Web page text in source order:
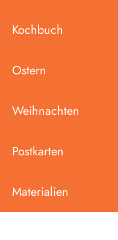
Kochbuch
Ostern
Weihnachten
Postkarten
Materialien